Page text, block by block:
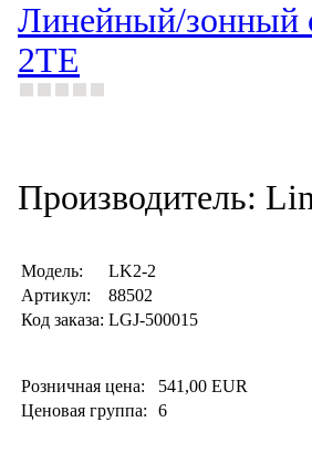
Линейный/зонный
2TE
Производитель:
Модель:
LK2-2
Артикул:
88502
Код заказа: LGJ-500015
Розничная цена:
541,00 EUR
Ценовая группа:
6